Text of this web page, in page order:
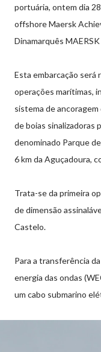
portuária, ontem dia
offshore Maersk
Dinamarquês MAERSK
Esta embarcação será
operações marítimas,
sistema de
de boias sinalizadoras
denominado Parque
6 km da Aguçadoura,
Trata-se da primeira
de dimensão
Castelo.
Para a transferência
energia das ondas
um cabo submarino